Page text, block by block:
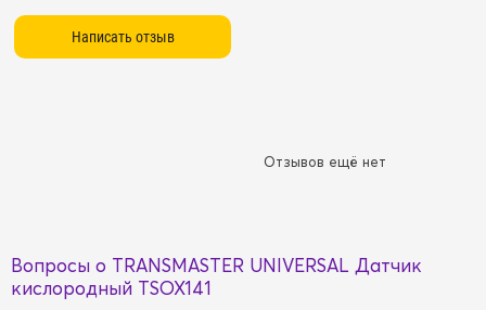
Отзывов ещё нет
Вопросы о TRANSMASTER UNIVERSAL Датчик
кислородный TSOX141